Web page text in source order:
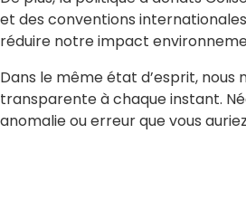
et des conventions
réduire notre impact
Dans le même état d’esprit,
transparente à chaque instant.
anomalie ou erreur que vous